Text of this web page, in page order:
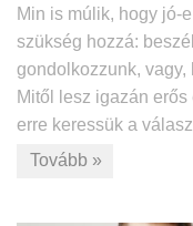
Min is múlik, hogy jó-
szükség hozzá:
gondolkozzunk,
Mitől lesz igazán
erre keressük a
Tovább »